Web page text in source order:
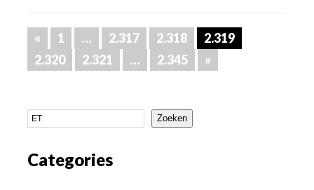
« 1 … 2.317 2.318
2.319
2.320
2.321 … 2.345 »
Zoeken
Categories